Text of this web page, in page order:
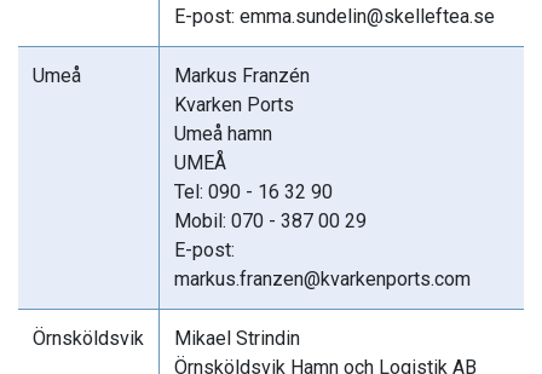
E-post: emma.sundelin@skelleftea.se
Umeå
Markus Franzén
Kvarken Ports
Umeå hamn
UMEÅ
Tel: 090 - 16 32 90
Mobil: 070 - 387 00 29
E-post:
markus.franzen@kvarkenports.com
Örnsköldsvik
Mikael Strindin
Örnsköldsvik Hamn och Logistik AB